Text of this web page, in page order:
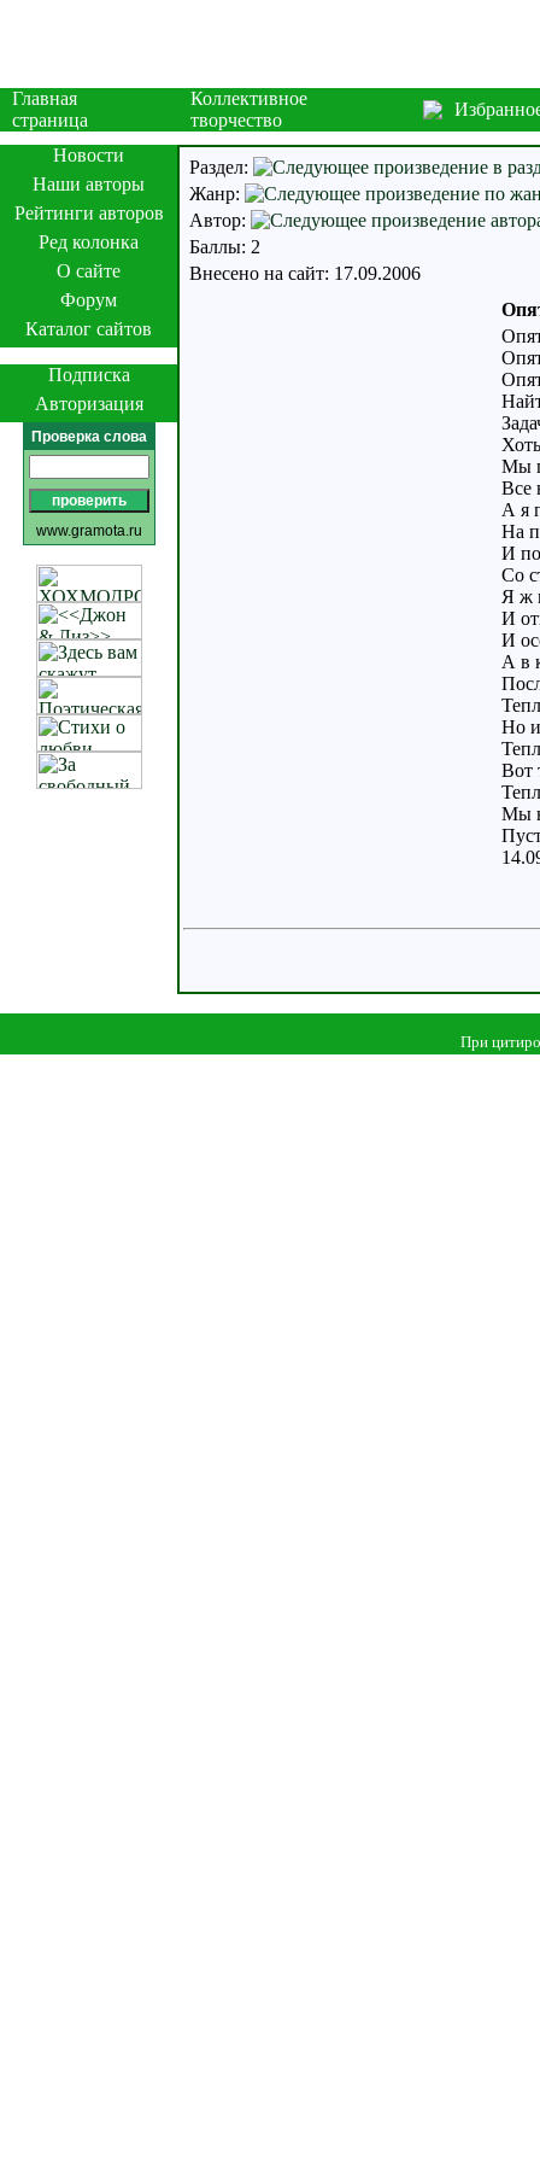
Главная
страница
Коллективное
творчество
Новости
Наши авторы
Рейтинги авторов
Ред колонка
О сайте
Форум
Каталог сайтов
Подписка
Авторизация
Проверка слова
www.gramota.ru
Раздел:
Жанр:
Автор:
Баллы: 2
Внесено на сайт: 17.09.2006
Мы
Все
А я
На
И
Со
Я ж
И
И
А в
Но
Вот
Мы
При